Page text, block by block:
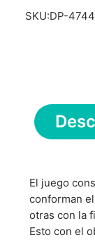
SKU:DP-4744
El juego
conforman
otras con la
Esto con el